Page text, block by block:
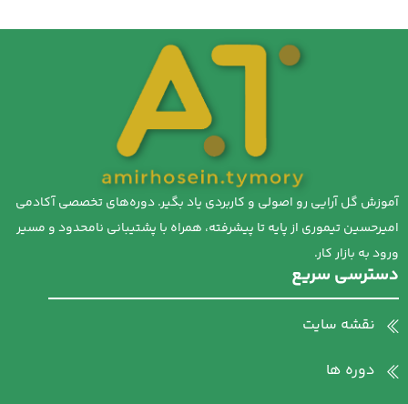
آموزش گل آرایی رو اصولی و کاربردی یاد بگیر. دوره‌های تخصصی آکادمی
امیرحسین تیموری از پایه تا پیشرفته، همراه با پشتیبانی نامحدود و مسیر
ورود به بازار کار.
دسترسی سریع
نقشه سایت
دوره ها